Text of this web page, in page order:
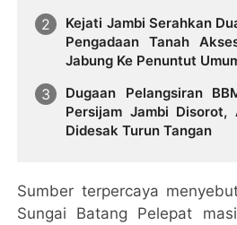
Kejati Jambi Serahkan
Pengadaan Tanah
Jabung Ke Penuntut
Dugaan Pelangsiran
Persijam Jambi Disorot,
Didesak Turun Tangan
Sumber terpercaya
Sungai Batang Pelepat